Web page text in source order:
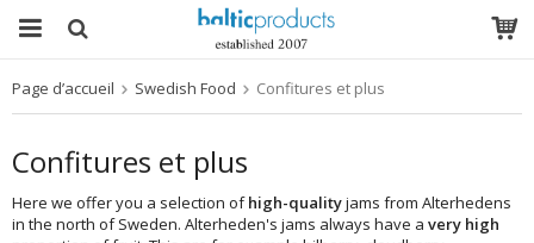
Page d’accueil Swedish Food Confitures et plus
Confitures et plus
Here we offer you a selection ofhigh-qualityjams from Alterhedens
in the north of Sweden. Alterheden's jams always have a very high